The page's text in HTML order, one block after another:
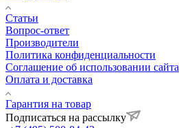
Статьи
Вопрос-ответ
Производители
Политика конфиденциальности
Соглашение об использовании сайта
Оплата и доставка
Гарантия на товар
Подписаться на рассылку